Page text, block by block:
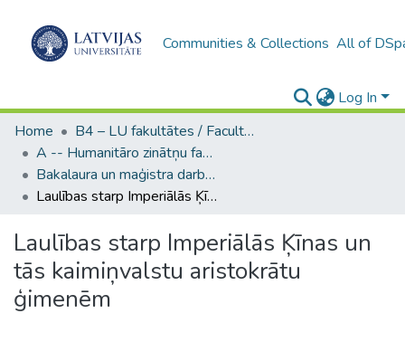
Communities & Collections All of
Log In
Home
B4 – LU fakultātes / Faculties of the UL
A -- Humanitāro zinātņu fakultāte / Faculty of Humanities
Bakalaura un maģistra darbi (HZF) / Bachelor's and Master's theses
Laulības starp Imperiālās Ķīnas un tās kaimiņvalstu aristokrātu ģimenēm
Laulības starp Imperiālās Ķīnas un
tās kaimiņvalstu aristokrātu
ģimenēm